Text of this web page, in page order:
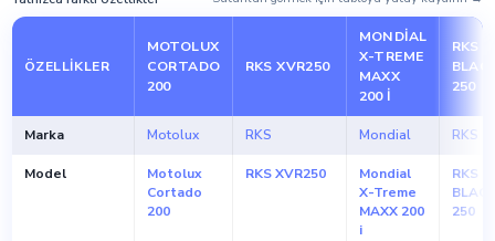
ÖZELLIKLER
MOTOLUX
CORTADO
200
RKS XVR250
MONDIAL
X-TREME
MAXX
200 I
RKS
250
Marka Motolux RKS Mondial RKS
Model
Motolux
Cortado
200
RKS XVR250
Mondial
X-Treme
MAXX 200
i
RKS
250